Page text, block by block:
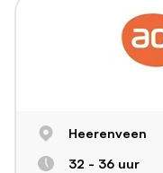
Heerenveen
32 - 36 uur